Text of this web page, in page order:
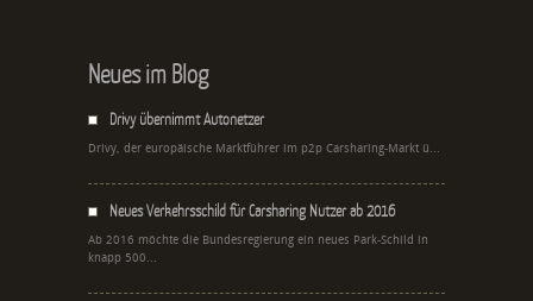
Neues im Blog
Drivy übernimmt Autonetzer
Drivy, der europäische Marktführer im p2p Carsharing-Markt ü...
Neues Verkehrsschild für Carsharing Nutzer ab 2016
Ab 2016 möchte die Bundesregierung ein neues Park-Schild in
knapp 500...